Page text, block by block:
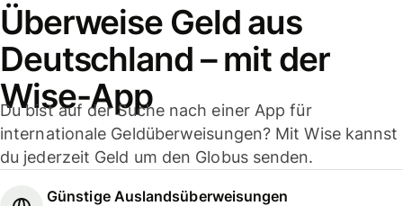
Überweise Geld aus
Deutschland – mit der
Wise-App
Du bist auf der Suche nach einer App für
internationale Geldüberweisungen? Mit Wise kannst
du jederzeit Geld um den Globus senden.
Günstige Auslandsüberweisungen